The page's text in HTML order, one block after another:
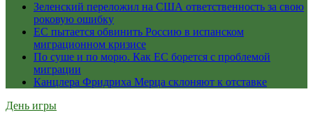
Зеленский переложил на США ответственность за свою
роковую ошибку
ЕС пытается обвинить Россию в испанском
миграционном кризисе
По суше и по морю. Как ЕС борется с проблемой
миграции
Канцлера Фридриха Мерца склоняют к отставке
День игры